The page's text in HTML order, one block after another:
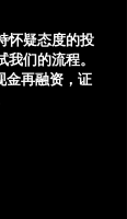
怀疑态度的投
们的流程。
金再融资，证